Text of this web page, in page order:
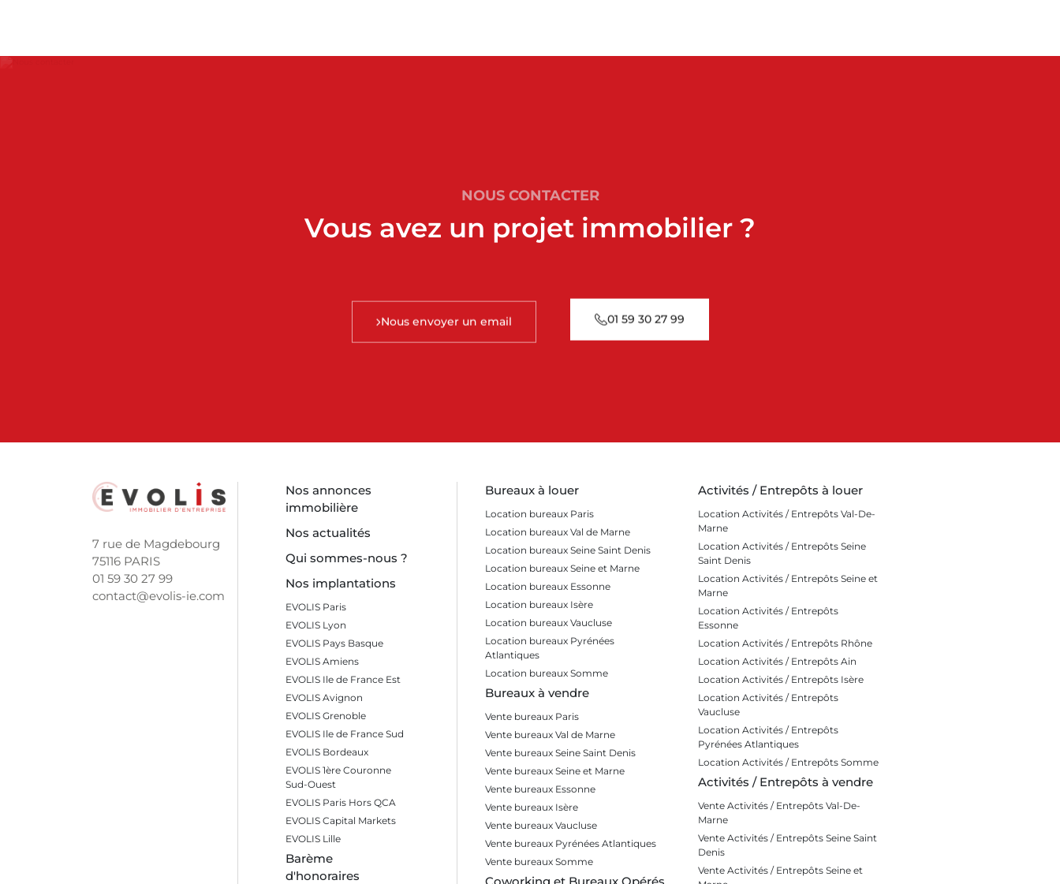
NOUS CONTACTER
Vous avez un projet immobilier ?
Nous envoyer un email 01 59 30 27 99
7 rue de Magdebourg
75116 PARIS
01 59 30 27 99
contact@evolis-ie.com
Nos annonces
immobilière
Nos actualités
Qui sommes-nous ?
Nos implantations
EVOLIS Paris
EVOLIS Lyon
EVOLIS Pays Basque
EVOLIS Amiens
EVOLIS Ile de France Est
EVOLIS Avignon
EVOLIS Grenoble
EVOLIS Ile de France Sud
EVOLIS Bordeaux
EVOLIS 1ère Couronne
Sud-Ouest
EVOLIS Paris Hors QCA
EVOLIS Capital Markets
EVOLIS Lille
Barème
d'honoraires
Bureaux à louer
Location bureaux Paris
Location bureaux Val de Marne
Location bureaux Seine Saint Denis
Location bureaux Seine et Marne
Location bureaux Essonne
Location bureaux Isère
Location bureaux Vaucluse
Location bureaux Pyrénées
Atlantiques
Location bureaux Somme
Bureaux à vendre
Vente bureaux Paris
Vente bureaux Val de Marne
Vente bureaux Seine Saint Denis
Vente bureaux Seine et Marne
Vente bureaux Essonne
Vente bureaux Isère
Vente bureaux Vaucluse
Vente bureaux Pyrénées Atlantiques
Vente bureaux Somme
Activités / Entrepôts à louer
Location Activités / Entrepôts Val-De-
Marne
Location Activités / Entrepôts Seine
Saint Denis
Location Activités / Entrepôts Seine et
Marne
Location Activités / Entrepôts
Essonne
Location Activités / Entrepôts Rhône
Location Activités / Entrepôts Ain
Location Activités / Entrepôts Isère
Location Activités / Entrepôts
Vaucluse
Location Activités / Entrepôts
Pyrénées Atlantiques
Location Activités / Entrepôts Somme
Activités / Entrepôts à vendre
Vente Activités / Entrepôts Val-De-
Marne
Vente Activités / Entrepôts Seine Saint
Denis
Vente Activités / Entrepôts Seine et